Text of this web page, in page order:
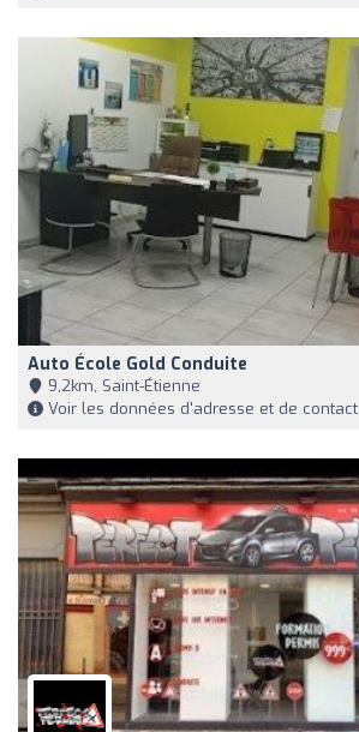
Auto École Gold Conduite
9,2km, Saint-Étienne
Voir les données d'adresse et de contact